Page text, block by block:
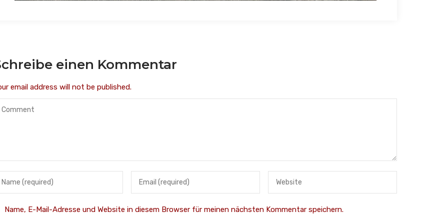
einen Kommentar
email address will not be published.
Name, E-Mail-Adresse und Website in diesem Browser für meinen nächsten Kommentar speichern.